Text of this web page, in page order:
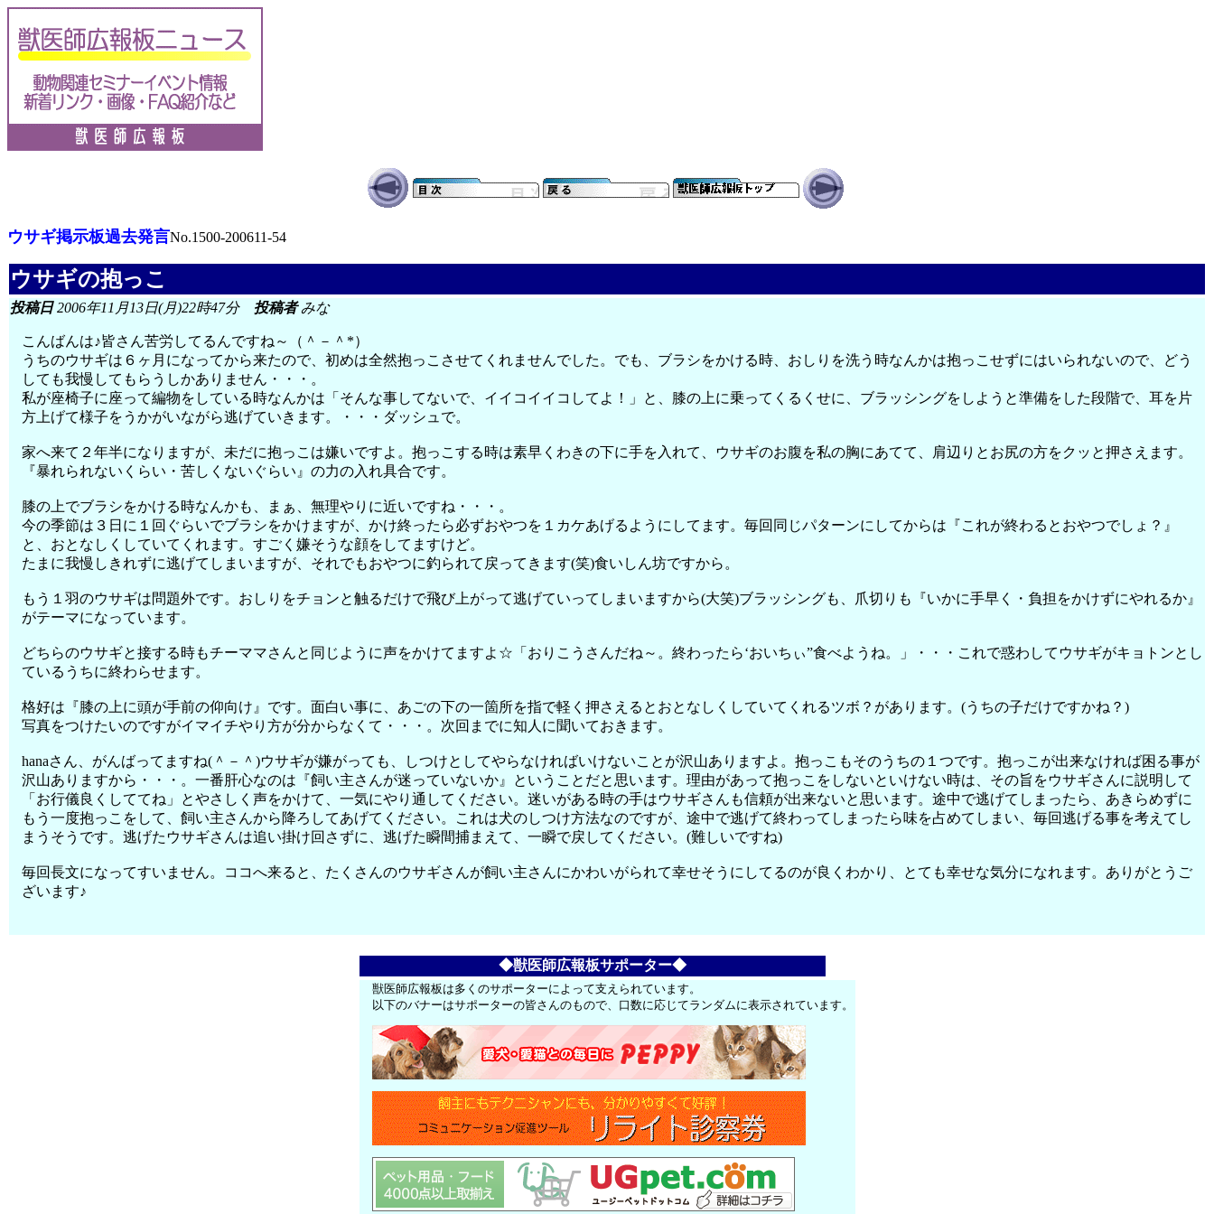
ウサギ掲示板過去発言No.1500-200611-54
ウサギの抱っこ
投稿日2006年11月13日(月)22時47分 投稿者みな
こんばんは♪皆さん苦労してるんですね～（＾－＾*）
うちのウサギは６ヶ月になってから来たので、初めは全然抱っこさせてくれませんでした。でも、ブラシをかける時、おしりを洗う時なんかは抱っこせずにはいられないので、どう
しても我慢してもらうしかありません・・・。
私が座椅子に座って編物をしている時なんかは「そんな事してないで、イイコイイコしてよ！」と、膝の上に乗ってくるくせに、ブラッシングをしようと準備をした段階で、耳を片
方上げて様子をうかがいながら逃げていきます。・・・ダッシュで。
家へ来て２年半になりますが、未だに抱っこは嫌いですよ。抱っこする時は素早くわきの下に手を入れて、ウサギのお腹を私の胸にあてて、肩辺りとお尻の方をクッと押さえます。
『暴れられないくらい・苦しくないぐらい』の力の入れ具合です。
膝の上でブラシをかける時なんかも、まぁ、無理やりに近いですね・・・。
今の季節は３日に１回ぐらいでブラシをかけますが、かけ終ったら必ずおやつを１カケあげるようにしてます。毎回同じパターンにしてからは『これが終わるとおやつでしょ？』
と、おとなしくしていてくれます。すごく嫌そうな顔をしてますけど。
たまに我慢しきれずに逃げてしまいますが、それでもおやつに釣られて戻ってきます(笑)食いしん坊ですから。
もう１羽のウサギは問題外です。おしりをチョンと触るだけで飛び上がって逃げていってしまいますから(大笑)ブラッシングも、爪切りも『いかに手早く・負担をかけずにやれるか』
がテーマになっています。
どちらのウサギと接する時もチーママさんと同じように声をかけてますよ☆「おりこうさんだね～。終わったら‘おいちぃ”食べようね。」・・・これで惑わしてウサギがキョトンとし
ているうちに終わらせます。
格好は『膝の上に頭が手前の仰向け』です。面白い事に、あごの下の一箇所を指で軽く押さえるとおとなしくしていてくれるツボ？があります。(うちの子だけですかね？)
写真をつけたいのですがイマイチやり方が分からなくて・・・。次回までに知人に聞いておきます。
hanaさん、がんばってますね(＾－＾)ウサギが嫌がっても、しつけとしてやらなければいけないことが沢山ありますよ。抱っこもそのうちの１つです。抱っこが出来なければ困る事が
沢山ありますから・・・。一番肝心なのは『飼い主さんが迷っていないか』ということだと思います。理由があって抱っこをしないといけない時は、その旨をウサギさんに説明して
「お行儀良くしててね」とやさしく声をかけて、一気にやり通してください。迷いがある時の手はウサギさんも信頼が出来ないと思います。途中で逃げてしまったら、あきらめずに
もう一度抱っこをして、飼い主さんから降ろしてあげてください。これは犬のしつけ方法なのですが、途中で逃げて終わってしまったら味を占めてしまい、毎回逃げる事を考えてし
まうそうです。逃げたウサギさんは追い掛け回さずに、逃げた瞬間捕まえて、一瞬で戻してください。(難しいですね)
毎回長文になってすいません。ココへ来ると、たくさんのウサギさんが飼い主さんにかわいがられて幸せそうにしてるのが良くわかり、とても幸せな気分になれます。ありがとうご
ざいます♪
◆獣医師広報板サポーター◆
獣医師広報板は多くのサポーターによって支えられています。
以下のバナーはサポーターの皆さんのもので、口数に応じてランダムに表示されています。